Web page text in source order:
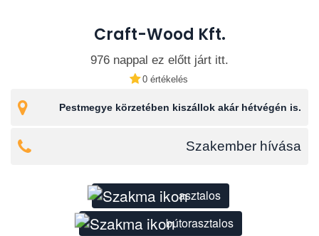
Craft-Wood Kft.
976 nappal ez előtt járt itt.
0 értékelés
Pestmegye körzetében kiszállok akár hétvégén is.
Szakember hívása
asztalos
bútorasztalos